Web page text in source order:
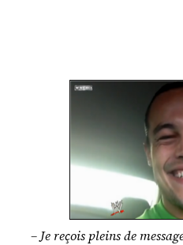
– Je reçois pleins de